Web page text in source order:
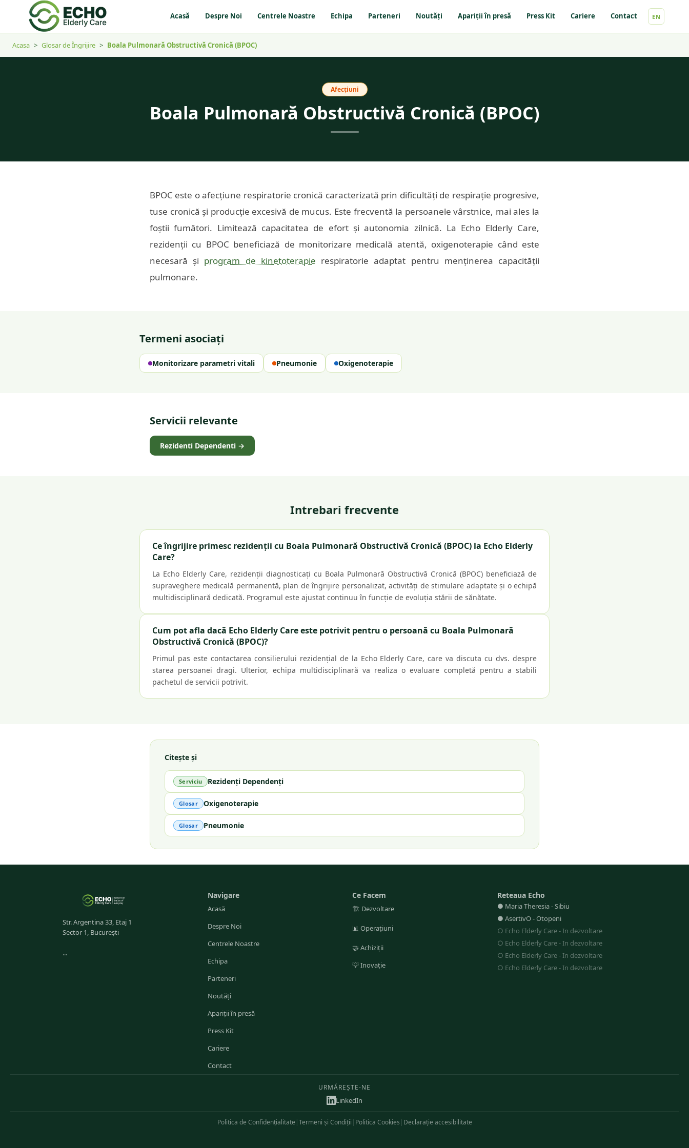
Acasă Despre Noi Centrele Noastre Echipa Parteneri Noutăți Apariții în presă Press Kit Cariere Contact EN
Acasa > Glosar de Îngrijire > Boala Pulmonară Obstructivă Cronică (BPOC)
Afecțiuni
Boala Pulmonară Obstructivă Cronică (BPOC)
BPOC este o afecțiune respiratorie cronică caracterizată prin dificultăți de respirație progresive,
tuse cronică și producție excesivă de mucus. Este frecventă la persoanele vârstnice, mai ales la
foștii fumători. Limitează capacitatea de efort și autonomia zilnică. La Echo Elderly Care,
rezidenții cu BPOC beneficiază de monitorizare medicală atentă, oxigenoterapie când este
necesară și program de kinetoterapie respiratorie adaptat pentru menținerea capacității
pulmonare.
Termeni asociați
Monitorizare parametri vitali Pneumonie Oxigenoterapie
Servicii relevante
Rezidenti Dependenti →
Intrebari frecvente
Ce îngrijire primesc rezidenții cu Boala Pulmonară Obstructivă Cronică (BPOC) la Echo Elderly
Care?
La Echo Elderly Care, rezidenții diagnosticați cu Boala Pulmonară Obstructivă Cronică (BPOC) beneficiază de
supraveghere medicală permanentă, plan de îngrijire personalizat, activități de stimulare adaptate și o echipă
multidisciplinară dedicată. Programul este ajustat continuu în funcție de evoluția stării de sănătate.
Cum pot afla dacă Echo Elderly Care este potrivit pentru o persoană cu Boala Pulmonară
Obstructivă Cronică (BPOC)?
Primul pas este contactarea consilierului rezidențial de la Echo Elderly Care, care va discuta cu dvs. despre
starea persoanei dragi. Ulterior, echipa multidisciplinară va realiza o evaluare completă pentru a stabili
pachetul de servicii potrivit.
Citește și
Serviciu Rezidenți Dependenți
Glosar Oxigenoterapie
Glosar Pneumonie
Str. Argentina 33, Etaj 1
Sector 1, București
...
Navigare
Acasă
Despre Noi
Centrele Noastre
Echipa
Parteneri
Noutăți
Apariții în presă
Press Kit
Cariere
Contact
Ce Facem
🏗️ Dezvoltare
📊 Operațiuni
🤝 Achiziții
💡Inovație
Reteaua Echo
● Maria Theresia-Sibiu
● AsertivO-Otopeni
○ Echo Elderly Care-In dezvoltare
○ Echo Elderly Care-In dezvoltare
○ Echo Elderly Care-In dezvoltare
○ Echo Elderly Care-In dezvoltare
URMĂREȘTE-NE
LinkedIn
Politica de Confidențialitate |Termeni și Condiții | Politica Cookies | Declarație accesibilitate